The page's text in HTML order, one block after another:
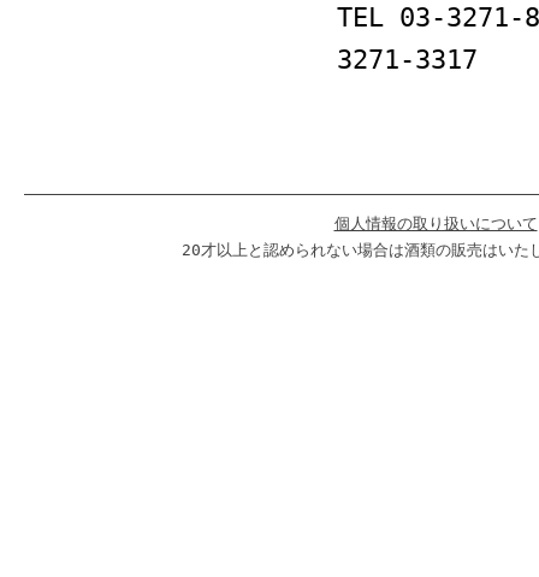
TEL 03-
3271-3317
個人情報の取り扱いについて
20才以上と認められない場合は酒類の販売はい